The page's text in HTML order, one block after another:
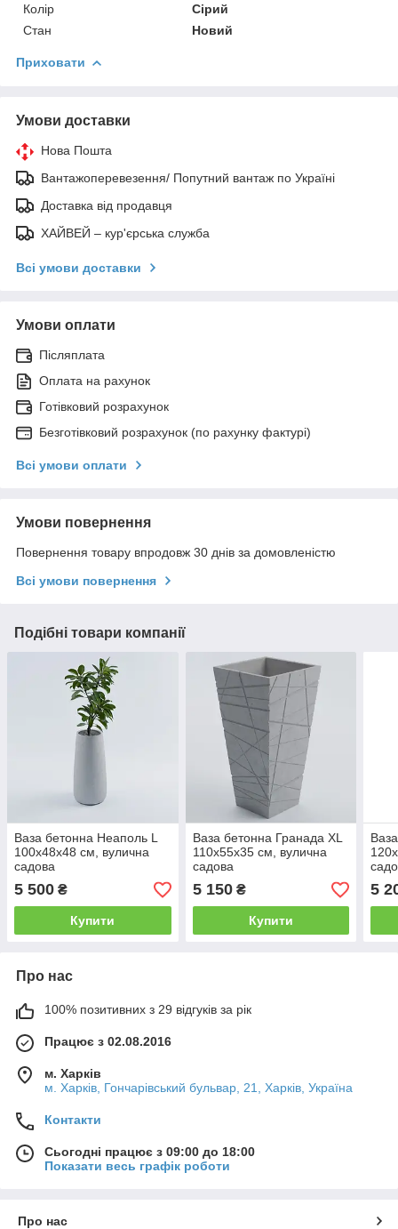
Колір
Сірий
Стан
Новий
Приховати
Умови доставки
Нова Пошта
Вантажоперевезення/ Попутний вантаж по Україні
Доставка від продавця
ХАЙВЕЙ – кур'єрська служба
Всі умови доставки
Умови оплати
Післяплата
Оплата на рахунок
Готівковий розрахунок
Безготівковий розрахунок (по рахунку фактурі)
Всі умови оплати
Умови повернення
Повернення товару впродовж 30 днів за домовленістю
Всі умови повернення
Подібні товари компанії
Ваза бетонна Неаполь L
100x48х48 см, вулична
садова
5 500 ₴
Купити
Ваза бетонна Гранада XL
110x55x35 см, вулична
садова
5 150₴
Купити
5
Про нас
100% позитивних з 29 відгуків за рік
Працює з 02.08.2016
м. Харків
м. Харків, Гончарівський бульвар, 21, Харків, Україна
Контакти
Сьогодні працює з 09:00 до 18:00
Показати весь графік роботи
Про нас